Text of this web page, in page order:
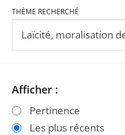
THÈME RECHERCHÉ
Passer
les
filtres
Passer
les
filtres
Afficher :
Pertinence
Les plus récents